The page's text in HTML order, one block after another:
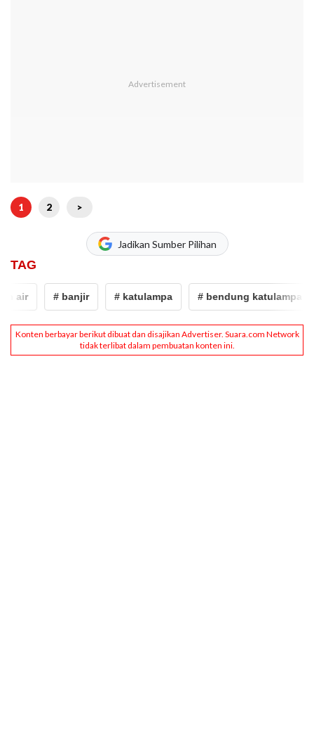
1 2 >
Jadikan Sumber Pilihan
TAG
# banjir # katulampa # bendung katulampa